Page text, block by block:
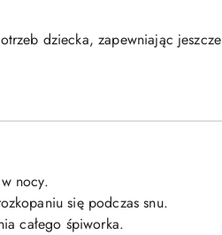
dziecka, zapewniając jeszcze
nocy.
się podczas snu.
całego śpiworka.